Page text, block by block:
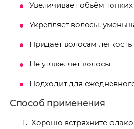
Увеличивает объём
Укрепляет волосы,
Придаёт волосам
Не утяжеляет волосы
Подходит для
Способ применения
Хорошо встряхните